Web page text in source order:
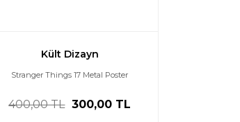
Kült Dizayn
Stranger Things 17 Metal Poster
400,00 TL 300,00 TL